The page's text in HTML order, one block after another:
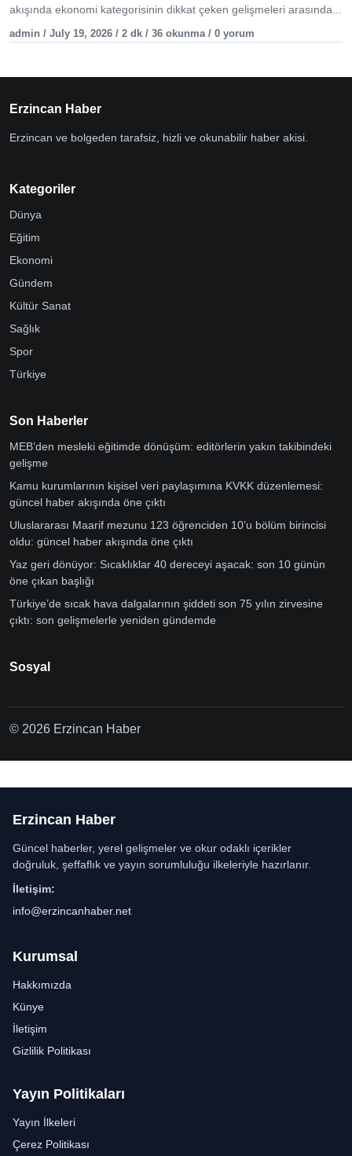
akışında ekonomi kategorisinin dikkat çeken gelişmeleri arasında...
admin / July 19, 2026 / 2 dk / 36 okunma / 0 yorum
Erzincan Haber
Erzincan ve bolgeden tarafsiz, hizli ve okunabilir haber akisi.
Kategoriler
Dünya
Eğitim
Ekonomi
Gündem
Kültür Sanat
Sağlık
Spor
Türkiye
Son Haberler
MEB’den mesleki eğitimde dönüşüm: editörlerin yakın takibindeki
gelişme
Kamu kurumlarının kişisel veri paylaşımına KVKK düzenlemesi:
güncel haber akışında öne çıktı
Uluslararası Maarif mezunu 123 öğrenciden 10’u bölüm birincisi
oldu: güncel haber akışında öne çıktı
Yaz geri dönüyor: Sıcaklıklar 40 dereceyi aşacak: son 10 günün
öne çıkan başlığı
Türkiye’de sıcak hava dalgalarının şiddeti son 75 yılın zirvesine
çıktı: son gelişmelerle yeniden gündemde
Sosyal
© 2026 Erzincan Haber
Erzincan Haber
Güncel haberler, yerel gelişmeler ve okur odaklı içerikler
doğruluk, şeffaflık ve yayın sorumluluğu ilkeleriyle hazırlanır.
İletişim:
info@erzincanhaber.net
Kurumsal
Hakkımızda
Künye
İletişim
Gizlilik Politikası
Yayın Politikaları
Yayın İlkeleri
Çerez Politikası